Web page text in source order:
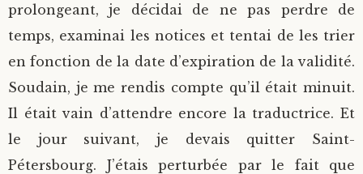
prolongeant, je décidai de ne pas perdre de
temps, examinai les notices et tentai de les trier
en fonction de la date d’expiration de la validité.
Soudain, je me rendis compte qu’il était minuit.
Il était vain d’attendre encore la traductrice. Et
le jour suivant, je devais quitter Saint-
Pétersbourg. J’étais perturbée par le fait que